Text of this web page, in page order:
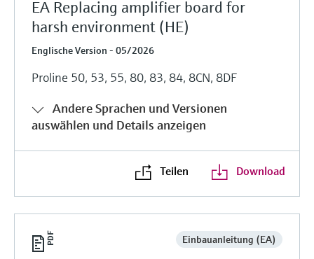
EA Replacing amplifier board for
harsh environment (HE)
Englische Version - 05/2026
Proline 50, 53, 55, 80, 83, 84, 8CN, 8DF
Andere Sprachen und Versionen
auswählen und Details anzeigen
Teilen Download
Einbauanleitung (EA)